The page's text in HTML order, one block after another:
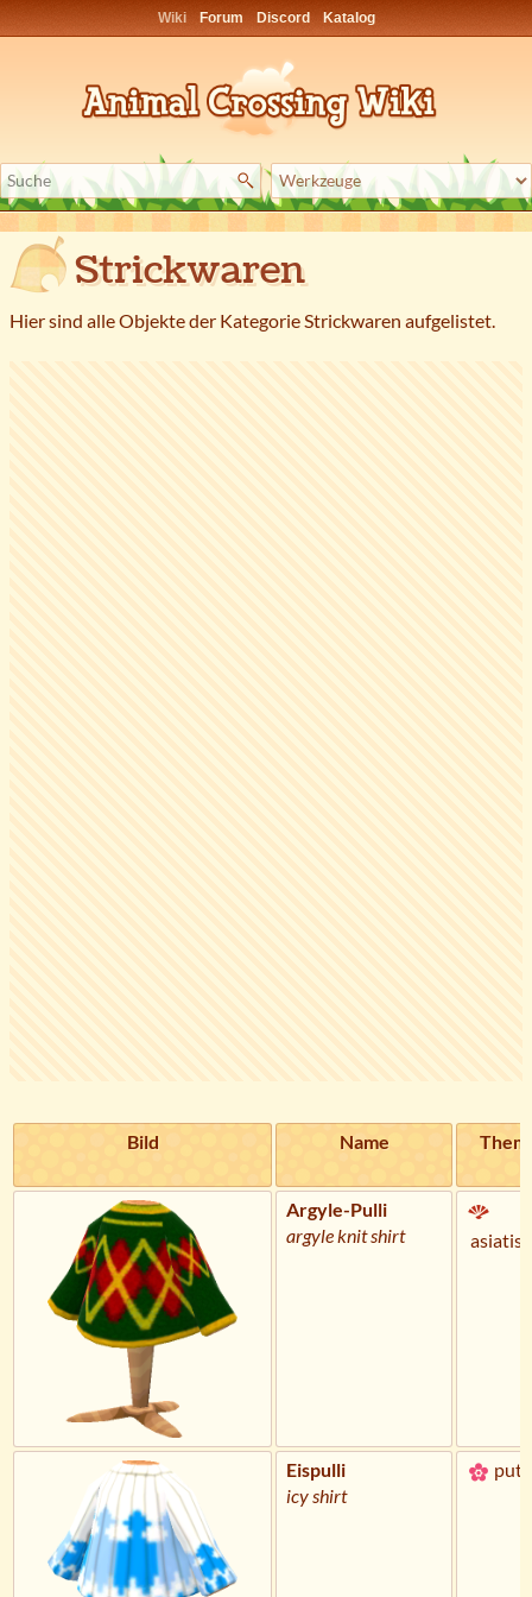
Wiki Forum Discord Katalog
Strickwaren
Hier sind alle Objekte der Kategorie Strickwaren aufgelistet.
Bild Name
Argyle-Pulli
argyle knit shirt
Eispulli
icy shirt